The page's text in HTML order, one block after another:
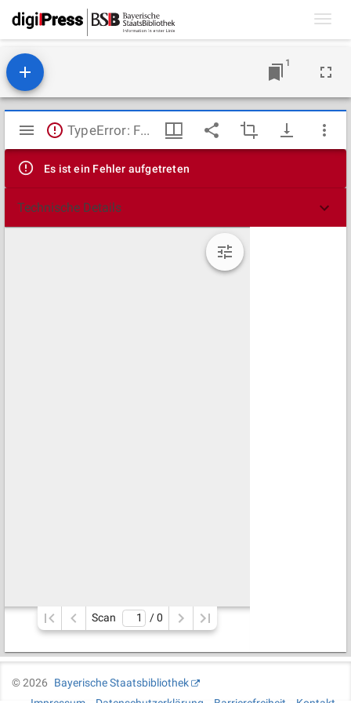
1
Mirador
Viewer
TypeError: Failed to fetch
Es ist ein Fehler aufgetreten
Technische Details
Scan / 0
©2026
Bayerische Staatsbibliothek